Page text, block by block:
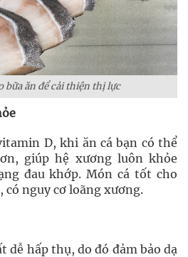
bữa ăn để cải thiện thị lực
D, khi ăn cá bạn có thể
giúp hệ xương luôn khỏe
đau khớp. Món cá tốt cho
nguy cơ loãng xương.
dễ hấp thụ, do đó đảm bảo dạ